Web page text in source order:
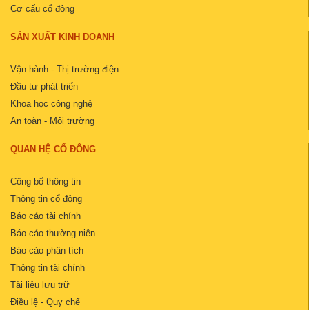
Cơ cấu cổ đông
SẢN XUẤT KINH DOANH
Vận hành - Thị trường điện
Đầu tư phát triển
Khoa học công nghệ
An toàn - Môi trường
QUAN HỆ CỔ ĐÔNG
Công bố thông tin
Thông tin cổ đông
Báo cáo tài chính
Báo cáo thường niên
Báo cáo phân tích
Thông tin tài chính
Tài liệu lưu trữ
Điều lệ - Quy chế